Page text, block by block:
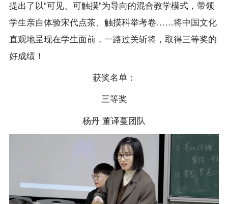
提出了以“可见、可触摸”为导向的混合教学模式，带领
学生亲自体验宋代点茶、触摸科举考卷……将中国文化
直观地呈现在学生面前，一路过关斩将，取得三等奖的
好成绩！
获奖名单：
三等奖
杨丹 董译蔓团队